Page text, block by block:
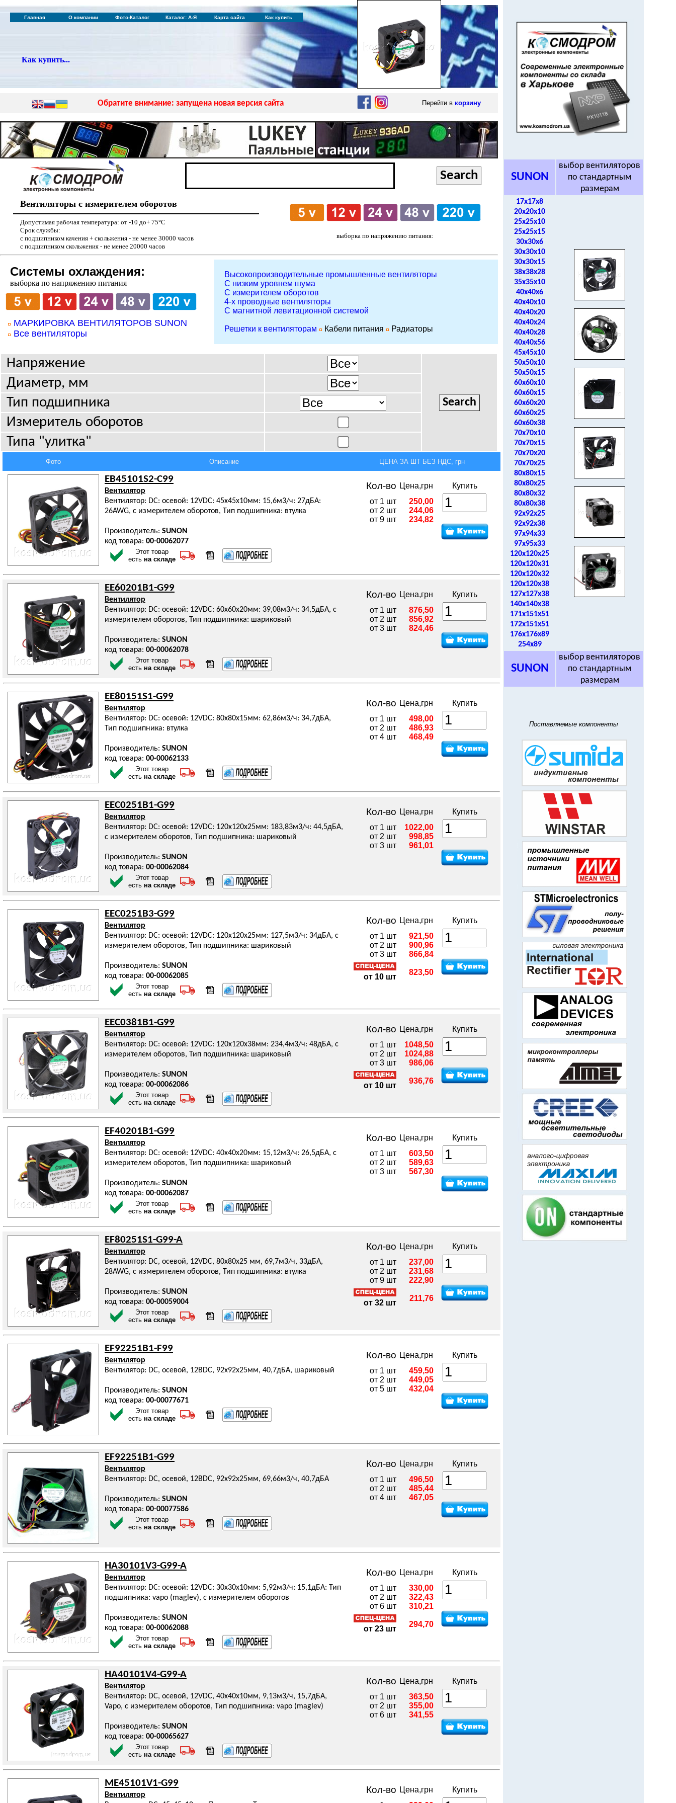
Главная О компании Фото-Каталог Каталог: А-Я Карта сайта Как купить
Как купить...
Обратите внимание: запущена новая версия сайта Перейти в корзину
Вентиляторы с измерителем оборотов
Допустимая рабочая температура: от -10 до+ 75°С
Срок службы:
с подшипником качения + скольжения - не менее 30000 часов
с подшипником скольжения - не менее 20000 часов
выборка по напряжению питания:
Системы охлаждения:
выборка по напряжению питания
МАРКИРОВКА ВЕНТИЛЯТОРОВ SUNON
Все вентиляторы
Высокопроизводительные промышленные вентиляторы
С низким уровнем шума
С измерителем оборотов
4-х проводные вентиляторы
С магнитной левитационной системой
Решетки к вентиляторам Кабели питания Радиаторы
Напряжение
Диаметр, мм
Тип подшипника
Измеритель оборотов
Типа "улитка"
Фото Описание ЦЕНА ЗА ШТ БЕЗ НДС, грн
EB45101S2-C99
Вентилятор
Вентилятор: DC: осевой: 12VDC: 45x45x10мм: 15,6м3/ч: 27дБА:
26AWG, с измерителем оборотов, Тип подшипника: втулка
Производитель: SUNON
код товара: 00-00062077
Этот товар
есть на складе
Кол-во Цена,грн
Купить
от 1 шт
от 2 шт
от 9 шт
250,00
244,06
234,82
EE60201B1-G99
Вентилятор
Вентилятор: DC: осевой: 12VDC: 60x60x20мм: 39,08м3/ч: 34,5дБА, с
измерителем оборотов, Тип подшипника: шариковый
Производитель: SUNON
код товара: 00-00062078
Этот товар
есть на складе
Кол-во Цена,грн
Купить
от 1 шт
от 2 шт
от 3 шт
876,50
856,92
824,46
EE80151S1-G99
Вентилятор
Вентилятор: DC: осевой: 12VDC: 80x80x15мм: 62,86м3/ч: 34,7дБА,
Тип подшипника: втулка
Производитель: SUNON
код товара: 00-00062133
Этот товар
есть на складе
Кол-во Цена,грн
Купить
от 1 шт
от 2 шт
от 4 шт
498,00
486,93
468,49
EEC0251B1-G99
Вентилятор
Вентилятор: DC: осевой: 12VDC: 120x120x25мм: 183,83м3/ч: 44,5дБА,
с измерителем оборотов, Тип подшипника: шариковый
Производитель: SUNON
код товара: 00-00062084
Этот товар
есть на складе
Кол-во Цена,грн
Купить
от 1 шт
от 2 шт
от 3 шт
1022,00
998,85
961,01
EEC0251B3-G99
Вентилятор
Вентилятор: DC: осевой: 12VDC: 120x120x25мм: 127,5м3/ч: 34дБА, с
измерителем оборотов, Тип подшипника: шариковый
Производитель: SUNON
код товара: 00-00062085
Этот товар
есть на складе
Кол-во Цена,грн
Купить
от 1 шт
от 2 шт
от 3 шт
от 10 шт
921,50
900,96
866,84
823,50
EEC0381B1-G99
Вентилятор
Вентилятор: DC: осевой: 12VDC: 120x120x38мм: 234,4м3/ч: 48дБА, с
измерителем оборотов, Тип подшипника: шариковый
Производитель: SUNON
код товара: 00-00062086
Этот товар
есть на складе
Кол-во Цена,грн
Купить
от 1 шт
от 2 шт
от 3 шт
от 10 шт
1048,50
1024,88
986,06
936,76
EF40201B1-G99
Вентилятор
Вентилятор: DC: осевой: 12VDC: 40x40x20мм: 15,12м3/ч: 26,5дБА, с
измерителем оборотов, Тип подшипника: шариковый
Производитель: SUNON
код товара: 00-00062087
Этот товар
есть на складе
Кол-во Цена,грн
Купить
от 1 шт
от 2 шт
от 3 шт
603,50
589,63
567,30
EF80251S1-G99-A
Вентилятор
Вентилятор: DC, осевой, 12VDC, 80x80x25 мм, 69,7м3/ч, 33дБА,
28AWG, с измерителем оборотов, Тип подшипника: втулка
Производитель: SUNON
код товара: 00-00059004
Этот товар
есть на складе
Кол-во Цена,грн
Купить
от 1 шт
от 2 шт
от 9 шт
от 32 шт
237,00
231,68
222,90
211,76
EF92251B1-F99
Вентилятор
Вентилятор: DC, осевой, 12ВDC, 92x92x25мм, 40,7дБА, шариковый
Производитель: SUNON
код товара: 00-00077671
Этот товар
есть на складе
Кол-во Цена,грн
Купить
от 1 шт
от 2 шт
от 5 шт
459,50
449,05
432,04
EF92251B1-G99
Вентилятор
Вентилятор: DC, осевой, 12ВDC, 92x92x25мм, 69,66м3/ч, 40,7дБА
Производитель: SUNON
код товара: 00-00077586
Этот товар
есть на складе
Кол-во Цена,грн
Купить
от 1 шт
от 2 шт
от 4 шт
496,50
485,44
467,05
HA30101V3-G99-A
Вентилятор
Вентилятор: DC: осевой: 12VDC: 30x30x10мм: 5,92м3/ч: 15,1дБА: Тип
подшипника: vapo (maglev), с измерителем оборотов
Производитель: SUNON
код товара: 00-00062088
Этот товар
есть на складе
Кол-во Цена,грн
Купить
от 1 шт
от 2 шт
от 6 шт
от 23 шт
330,00
322,43
310,21
294,70
HA40101V4-G99-A
Вентилятор
Вентилятор: DC, осевой, 12VDC, 40x40x10мм, 9,13м3/ч, 15,7дБА,
Vapo, с измерителем оборотов, Тип подшипника: vapo (maglev)
Производитель: SUNON
код товара: 00-00065627
Этот товар
есть на складе
Кол-во Цена,грн
Купить
от 1 шт
от 2 шт
от 6 шт
363,50
355,00
341,55
ME45101V1-G99
Вентилятор
Кол-во Цена,грн
Купить
SUNON
выбор вентиляторов
по стандартным
размерам
17x17x8
20x20x10
25x25x10
25x25x15
30x30x6
30x30x10
30x30x15
38x38x28
35x35x10
40x40x6
40x40x10
40x40x20
40x40x24
40x40x28
40x40x56
45x45x10
50x50x10
50x50x15
60x60x10
60x60x15
60x60x20
60x60x25
60x60x38
70x70x10
70x70x15
70x70x20
70x70x25
80x80x15
80x80x25
80x80x32
80x80x38
92x92x25
92x92x38
97x94x33
97x95x33
120x120x25
120x120x31
120x120x32
120x120x38
127x127x38
140x140x38
171x151x51
172x151x51
176x176x89
254x89
SUNON
выбор вентиляторов
по стандартным
размерам
Поставляемые компоненты